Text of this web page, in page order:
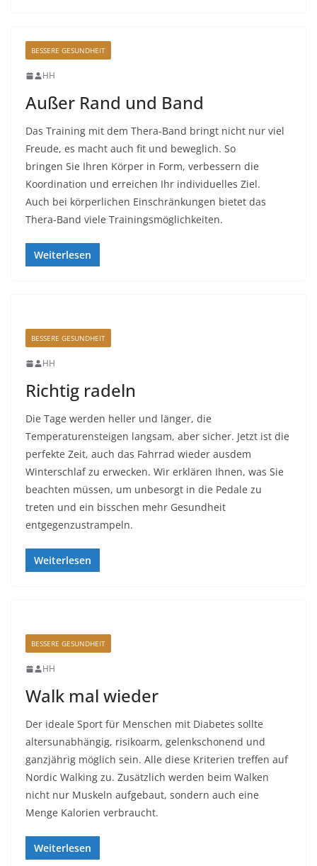
BESSERE GESUNDHEIT
HH
Außer Rand und Band
Das Training mit dem Thera-Band bringt nicht nur viel
Freude, es macht auch fit und beweglich. So
bringen Sie Ihren Körper in Form, verbessern die
Koordination und erreichen Ihr individuelles Ziel.
Auch bei körperlichen Einschränkungen bietet das
Thera-Band viele Trainingsmöglichkeiten.
Weiterlesen
BESSERE GESUNDHEIT
HH
Richtig radeln
Die Tage werden heller und länger, die
Temperaturensteigen langsam, aber sicher. Jetzt ist die
perfekte Zeit, auch das Fahrrad wieder ausdem
Winterschlaf zu erwecken. Wir erklären Ihnen, was Sie
beachten müssen, um unbesorgt in die Pedale zu
treten und ein bisschen mehr Gesundheit
entgegenzustrampeln.
Weiterlesen
BESSERE GESUNDHEIT
HH
Walk mal wieder
Der ideale Sport für Menschen mit Diabetes sollte
altersunabhängig, risikoarm, gelenkschonend und
ganzjährig möglich sein. Alle diese Kriterien treffen auf
Nordic Walking zu. Zusätzlich werden beim Walken
nicht nur Muskeln aufgebaut, sondern auch eine
Menge Kalorien verbraucht.
Weiterlesen